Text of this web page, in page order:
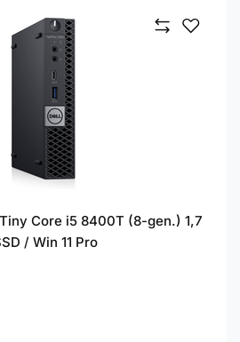
Core i5 8400T (8-gen.) 1,7
/ Win 11 Pro